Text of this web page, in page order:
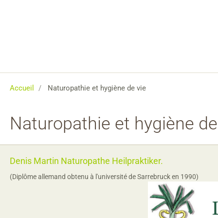
Accueil Naturopathie et hygiène de vie
Naturopathie et hygiène
Denis Martin Naturopathe Heilpraktiker.
(Diplôme allemand obtenu à l'université deSarrebrucken 1990)